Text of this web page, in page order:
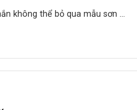
không thể bỏ qua mẫu sơn ...